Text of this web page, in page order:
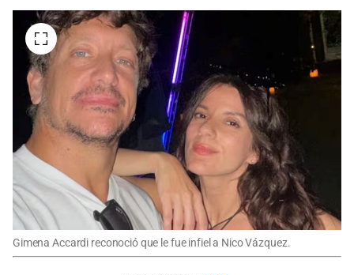
Gimena Accardi reconoció que le fue infiel a Nico Vázquez.